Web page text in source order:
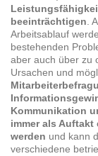
beeinträchtigen .
Arbeitsablauf
bestehenden
aber auch über zu
Ursachen und
Kommunikation
immer als Auftakt
werden und kann
verschiedene